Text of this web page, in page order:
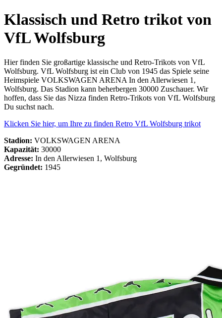
Klassisch und Retro trikot von
VfL Wolfsburg
Hier finden Sie großartige klassische und Retro-Trikots von VfL
Wolfsburg. VfL Wolfsburg ist ein Club von 1945 das Spiele seine
Heimspiele VOLKSWAGEN ARENA In den Allerwiesen 1,
Wolfsburg. Das Stadion kann beherbergen 30000 Zuschauer. Wir
hoffen, dass Sie das Nizza finden Retro-Trikots von VfL Wolfsburg
Du suchst nach.
Klicken Sie hier, um Ihre zu finden Retro VfL Wolfsburg trikot
Stadion: VOLKSWAGEN ARENA
Kapazität: 30000
Adresse: In den Allerwiesen 1, Wolfsburg
Gegründet: 1945